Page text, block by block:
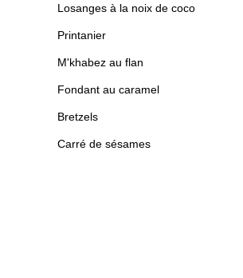
Losanges à la noix de coco
Printanier
M'khabez au flan
Fondant au caramel
Bretzels
Carré de sésames